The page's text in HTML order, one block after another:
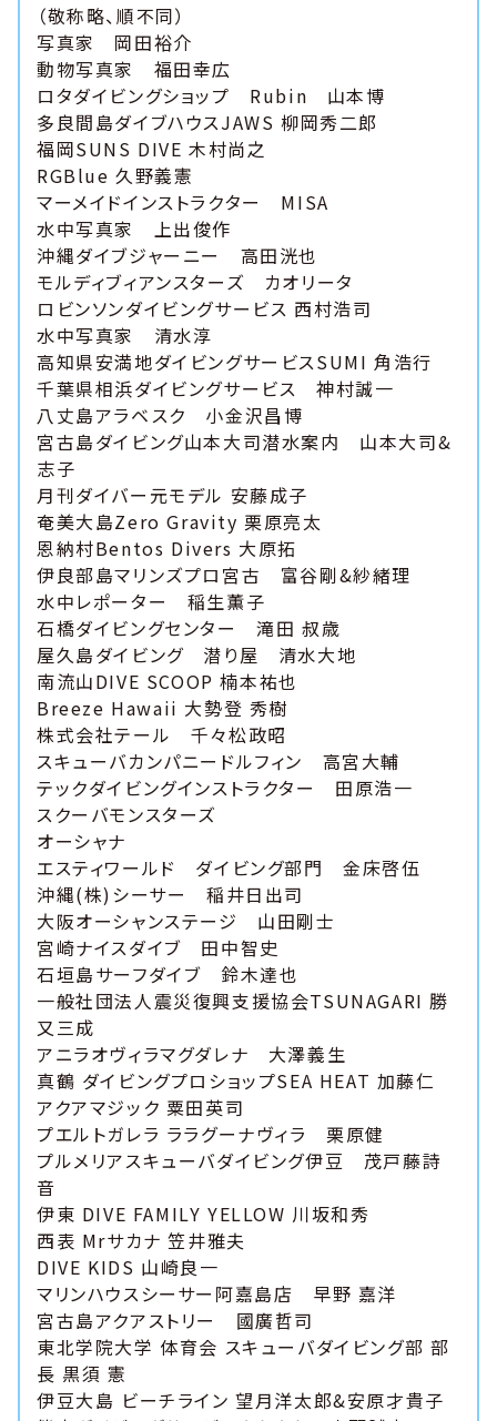
（敬称略、順不同）
写真家 岡田裕介
動物写真家 福田幸広
ロタダイビングショップ Rubin 山本博
多良間島ダイブハウスJAWS 柳岡秀二郎
福岡SUNS DIVE 木村尚之
RGBlue 久野義憲
マーメイドインストラクター MISA
水中写真家 上出俊作
沖縄ダイブジャーニー 高田洸也
モルディブィアンスターズ カオリータ
ロビンソンダイビングサービス 西村浩司
水中写真家 清水淳
高知県安満地ダイビングサービスSUMI 角浩行
千葉県相浜ダイビングサービス 神村誠一
八丈島アラベスク 小金沢昌博
宮古島ダイビング山本大司潜水案内 山本大司&
志子
月刊ダイバー元モデル 安藤成子
奄美大島Zero Gravity 栗原亮太
恩納村Bentos Divers 大原拓
伊良部島マリンズプロ宮古 富谷剛&紗緒理
水中レポーター 稲生薫子
石橋ダイビングセンター 滝田 叔歳
屋久島ダイビング 潜り屋 清水大地
南流山DIVE SCOOP 楠本祐也
Breeze Hawaii 大勢登 秀樹
株式会社テール 千々松政昭
スキューバカンパニードルフィン 高宮大輔
テックダイビングインストラクター 田原浩一
スクーバモンスターズ
オーシャナ
エスティワールド ダイビング部門 金床啓伍
沖縄(株)シーサー 稲井日出司
大阪オーシャンステージ 山田剛士
宮崎ナイスダイブ 田中智史
石垣島サーフダイブ 鈴木達也
一般社団法人震災復興支援協会TSUNAGARI 勝
又三成
アニラオヴィラマグダレナ 大澤義生
真鶴 ダイビングプロショップSEA HEAT 加藤仁
アクアマジック 粟田英司
プエルトガレラ ララグーナヴィラ 栗原健
プルメリアスキューバダイビング伊豆 茂戸藤詩
音
伊東 DIVE FAMILY YELLOW 川坂和秀
西表 Mrサカナ 笠井雅夫
DIVE KIDS 山崎良一
マリンハウスシーサー阿嘉島店 早野 嘉洋
宮古島アクアストリー 國廣哲司
東北学院大学 体育会 スキューバダイビング部 部
長 黒須 憲
伊豆大島 ビーチライン 望月洋太郎&安原才貴子